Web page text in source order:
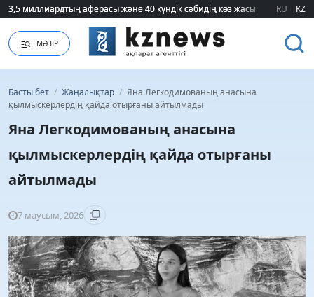
3,5 миллиардтың аферасы және 40 күндік сәбидің көз жасы:
3,5 миллиардтың аферасы және 40 күндік сәбидің көз жасы: RU KZ
МӘЗІР
Басты бет / Жаңалықтар / Яна Легкодимованың анасына
қылмыскерлердің қайда отырғаны айтылмады
Яна Легкодимованың анасына
қылмыскерлердің қайда отырғаны
айтылмады
7 маусым, 2026